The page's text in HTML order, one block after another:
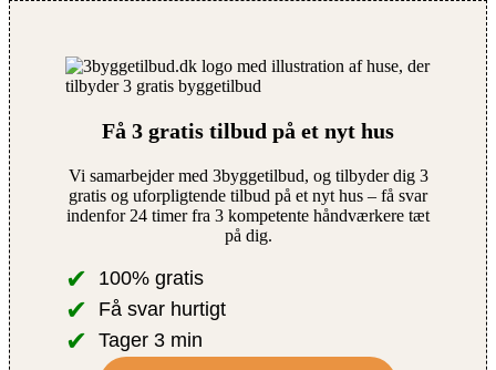
Få 3 gratis tilbud på et nyt hus
Vi samarbejder med 3byggetilbud, og tilbyder dig 3
gratis og uforpligtende tilbud på et nyt hus – få svar
indenfor 24 timer fra 3 kompetente håndværkere tæt
på dig.
✔ 100% gratis
✔ Få svar hurtigt
✔ Tager 3 min